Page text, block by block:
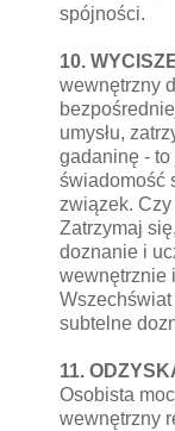
spójności.
10.
wewnętrzny
umysłu,
gadaninę -
świadomość
związek.
Zatrzymaj
doznanie i
wewnętrznie
subtelne
11.
Osobista
wewnętrzny